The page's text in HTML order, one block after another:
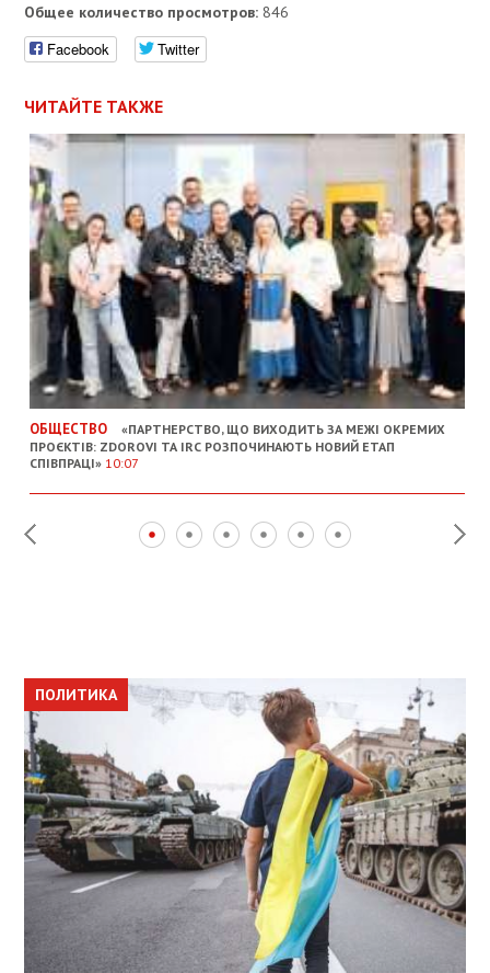
Общее количество просмотров: 846
Facebook Twitter
ЧИТАЙТЕ ТАКЖЕ
ОБЩЕСТВО
«ПАРТНЕРСТВО, ЩО ВИХОДИТЬ ЗА МЕЖІ ОКРЕМИХ
ПРОЄКТІВ: ZDOROVI ТА IRC РОЗПОЧИНАЮТЬ НОВИЙ ЕТАП
СПІВПРАЦІ» 10:07
ПОЛИТИКА
ПОЛИТИКА
ОБЩЕСТВО
ВЛАСНИКАМ ЗРУЙНОВАНОГО ЖИТЛА
ДОЗВОЛИЛИ НЕ ПЛАТИТИ ЗА КОМУНАЛКУ
ПОЛИТИКА
ИНТЕГРАЦИЯ УКРАИНЫ В НАТО ВРЯД ЛИ
ЭКОНОМИКА